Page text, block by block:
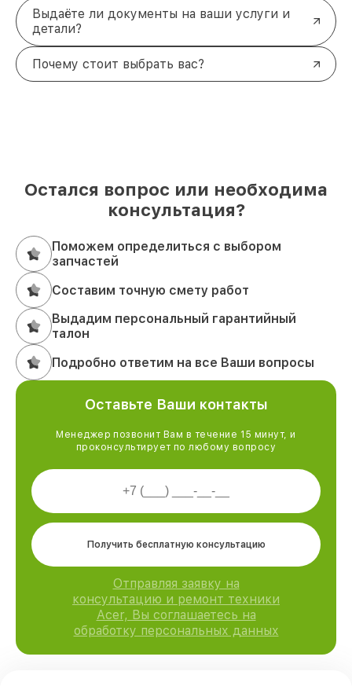
Выдаёте ли документы на ваши услуги и
детали?
Почему стоит выбрать вас?
Остался вопрос или необходима
консультация?
Поможем определиться с выбором
запчастей
Составим точную смету работ
Выдадим персональный гарантийный
талон
Подробно ответим на все Ваши вопросы
Оставьте Ваши контакты
Менеджер позвонит Вам в течение 15 минут, и
проконсультирует по любому вопросу
Получить бесплатную консультацию
Отправляя заявку на
консультацию и ремонт техники
Acer, Вы соглашаетесь на
обработку персональных данных